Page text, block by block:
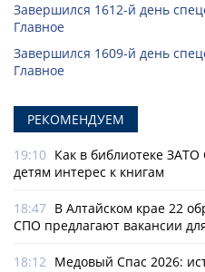
Завершился 1612-й день
Главное
Завершился 1609-й день
Главное
РЕКОМЕНДУЕМ
19:10 Как в библиотеке
детям интерес к книгам
18:47 В Алтайском крае 22
СПО предлагают вакансии
18:12 Медовый Спас 2026: